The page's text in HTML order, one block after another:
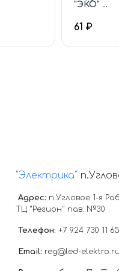
"ЭКО" ...
61 ₽
"Электрика"
Адрес: п.Угловое 1-я
ТЦ "Регион" пав. №30
Телефон: +7 924 730 11 65
Email: reg@led-elektro.ru